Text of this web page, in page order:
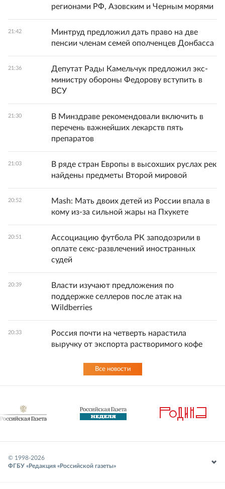
регионами РФ, Азовским и Черным морями
21:42
Минтруд предложил дать право на две
пенсии членам семей ополченцев Донбасса
21:36
Депутат Рады Камельчук предложил экс-
министру обороны Федорову вступить в
ВСУ
21:30
В Минздраве рекомендовали включить в
перечень важнейших лекарств пять
препаратов
21:03
В ряде стран Европы в высохших руслах рек
найдены предметы Второй мировой
20:52
Mash: Мать двоих детей из России впала в
кому из-за сильной жары на Пхукете
20:51
Ассоциацию футбола РК заподозрили в
оплате секс-развлечений иностранных
судей
20:39
Власти изучают предложения по
поддержке селлеров после атак на
Wildberries
20:33
Россия почти на четверть нарастила
выручку от экспорта растворимого кофе
Все новости
© 1998-2026
ФГБУ «Редакция «Российской газеты»